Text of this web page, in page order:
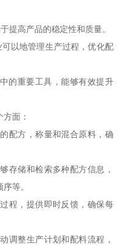
提高产品的稳定性和质量。
以地管理生产过程，优化配
的重要工具，能够有效提升
面：
配方，称量和混合原料，确
存储和检索多种配方信息，
等。
程，提供即时反馈，确保每
调整生产计划和配料流程，